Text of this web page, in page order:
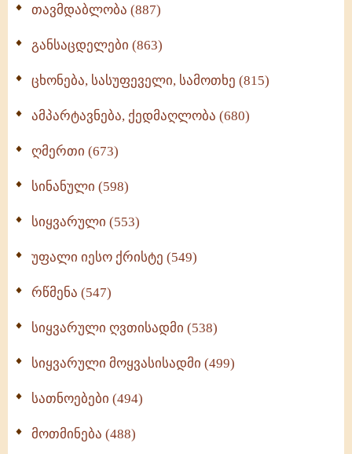
თავმდაბლობა (887)
განსაცდელები (863)
ცხონება, სასუფეველი, სამოთხე (815)
ამპარტავნება, ქედმაღლობა (680)
ღმერთი (673)
სინანული (598)
სიყვარული (553)
უფალი იესო ქრისტე (549)
რწმენა (547)
სიყვარული ღვთისადმი (538)
სიყვარული მოყვასისადმი (499)
სათნოებები (494)
მოთმინება (488)